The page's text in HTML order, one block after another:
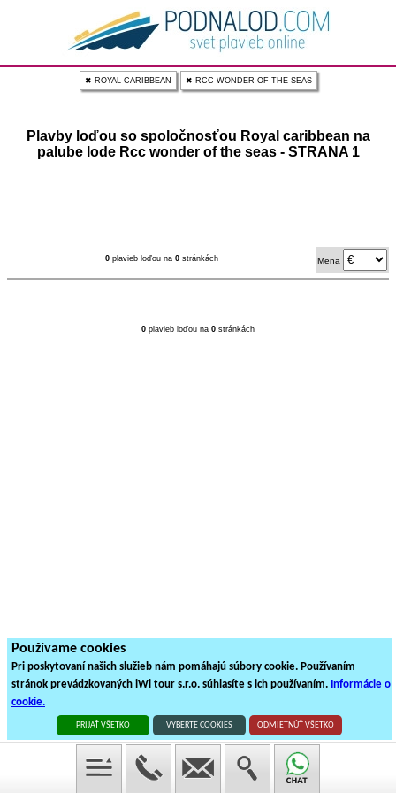
Používame cookies
Pri poskytovaní našich služieb nám pomáhajú súbory cookie. Používaním
stránok prevádzkovaných iWi tour s.r.o. súhlasíte s ich používaním. Informácie o
cookie.
PRIJAŤ VŠETKO VYBERTE COOKIES ODMIETNÚŤ VŠETKO
✖ ROYAL CARIBBEAN ✖ RCC WONDER OF THE SEAS
Plavby loďou so spoločnosťou Royal caribbean na
palube lode Rcc wonder of the seas - STRANA 1
0plavieb loďou na 0stránkách Mena
0 plavieb loďou na 0 stránkách